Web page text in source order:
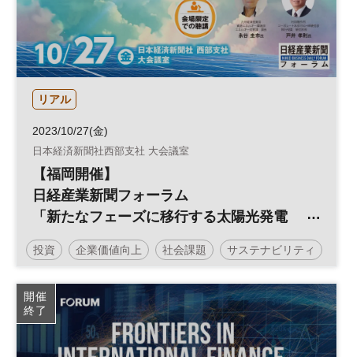
リアル
2023/10/27(金)
日本経済新聞社西部支社 大会議室
【福岡開催】
日経産業新聞フォーラム
「新たなフェーズに移行する太陽光発電
～自家消費とPPAを活用し、脱炭素経営の
実現へ～」
投資 企業価値向上 社会課題 サステナビリティ
企業価値 脱炭素 カーボンニュートラル 環境
エネルギー サステナブル ESG 経営戦略
太陽光発電 ESG投資 参加無料
開催
終了